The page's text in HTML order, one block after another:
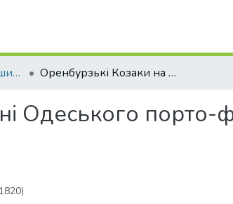
Чорноморська минувшина Оренбурзькі Козаки на кордоні Одеського порто-франко (1819 – 1820 рр.)
Одеського